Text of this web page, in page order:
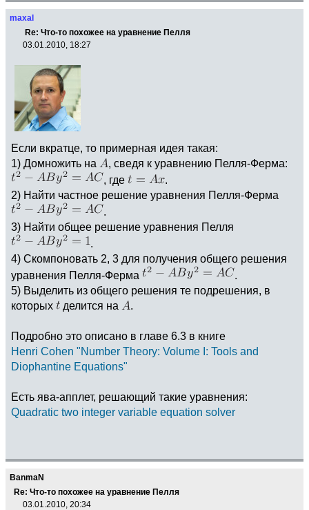
maxal
Re: Что-то похожее на уравнение Пелля
03.01.2010, 18:27
Если вкратце, то примерная идея такая:
1) Домножить на
, сведя к уравнению Пелля-Ферма:
, где
.
2) Найти частное решение уравнения Пелля-Ферма
.
3) Найти общее решение уравнения Пелля
.
4) Скомпоновать 2, 3 для получения общего решения
уравнения Пелля-Ферма
.
5) Выделить из общего решения те подрешения, в
которых
делится на .
Подробно это описано в главе 6.3 в книге
Henri Cohen "Number Theory: Volume I: Tools and
Diophantine Equations"
Есть ява-апплет, решающий такие уравнения:
Quadratic two integer variable equation solver
BanmaN
Re: Что-то похожее на уравнение Пелля
03.01.2010, 20:34